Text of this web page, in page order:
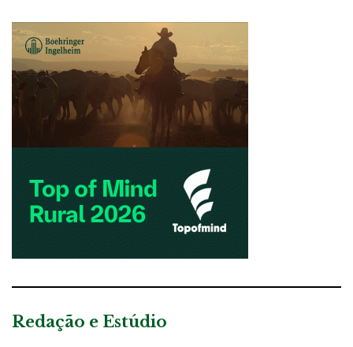
Redação e Estúdio